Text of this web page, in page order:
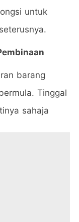
untuk
barang
Tinggal
sahaja